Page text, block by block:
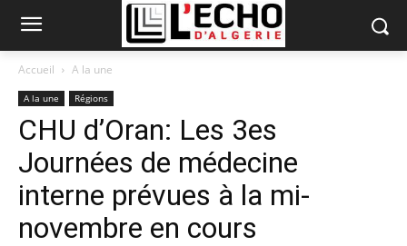
Accueil A la une
A la une Régions
CHU d’Oran: Les 3es
Journées de médecine
interne prévues à la mi-
novembre en cours